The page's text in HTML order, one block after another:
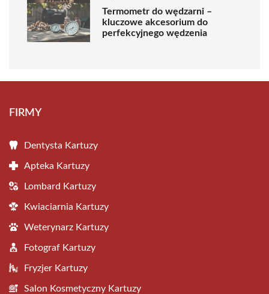
Termometr do wędzarni –
kluczowe akcesorium do
perfekcyjnego wędzenia
FIRMY
Dentysta Kartuzy
Apteka Kartuzy
Lombard Kartuzy
Kwiaciarnia Kartuzy
Weterynarz Kartuzy
Fotograf Kartuzy
Fryzjer Kartuzy
Salon Kosmetyczny Kartuzy